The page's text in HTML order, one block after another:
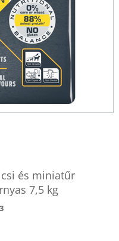
és miniatűr
7,5 kg